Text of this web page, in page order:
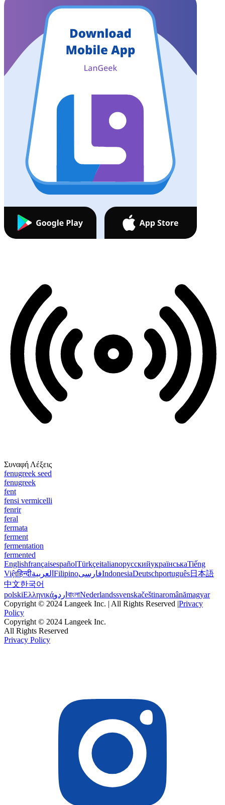
Συναφή Λέξεις
fenugreek seed
fenugreek
fent
fensi vermicelli
fenrir
feral
fermata
ferment
fermentation
fermented
EnglishfrançaisespañolTürkçeitalianoрусскийукраїнськаTiếng
Việtहिन्दीالعربية FilipinoفارسیIndonesiaDeutschportuguês日本語
中文한국어
polskiΕλληνικάاردو বাংলাNederlandssvenskačeštinaromânămagyar
Copyright © 2024 Langeek Inc. | All Rights Reserved |Privacy
Policy
Copyright © 2024 Langeek Inc.
All Rights Reserved
Privacy Policy